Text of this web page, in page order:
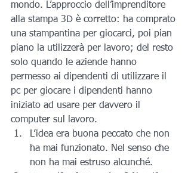
mondo. L’approccio dell’imprenditore
alla stampa 3D è corretto: ha comprato
una stampantina per giocarci, poi pian
piano la utilizzerà per lavoro; del resto
solo quando le aziende hanno
permesso ai dipendenti di utilizzare il
pc per giocare i dipendenti hanno
iniziato ad usare per davvero il
computer sul lavoro.
L’idea era buona peccato che non
ha mai funzionato. Nel senso che
non ha mai estruso alcunché.